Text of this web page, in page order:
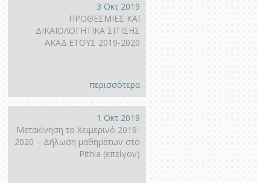
3 Οκτ 2019
ΠΡΟΘΕΣΜΙΕΣ ΚΑΙ
ΔΙΚΑΙΟΛΟΓΗΤΙΚΑ ΣΙΤΙΣΗΣ
ΑΚΑΔ.ΕΤΟΥΣ 2019-2020
περισσότερα
1 Οκτ 2019
Μετακίνηση το Χειμερινό 2019-
2020 – Δήλωση μαθημάτων στο
Pithia (επείγον)